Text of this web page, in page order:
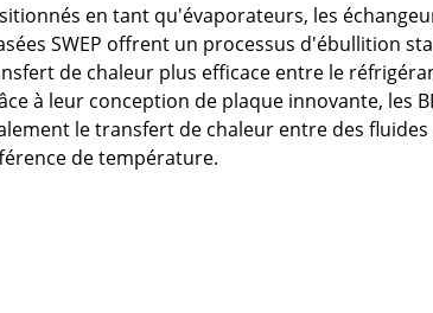
en tant qu'évaporateurs, les
SWEP offrent un processus d'ébullition
de chaleur plus efficace entre le
à leur conception de plaque innovante, les
le transfert de chaleur entre des
de température.